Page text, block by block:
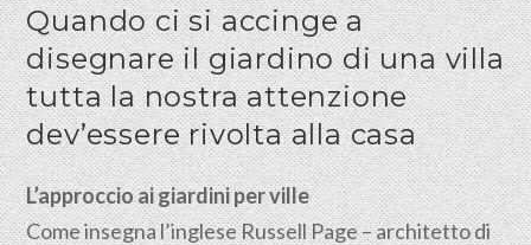
Quando ci si accinge a
disegnare il giardino di una villa
tutta la nostra attenzione
dev’essere rivolta alla casa
L’approccio ai giardini per ville
Come insegna l’inglese Russell Page – architetto di